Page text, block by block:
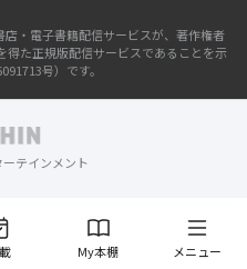
My本棚 メニュー
・電子書籍配信サービスが、著作権者
得た正規版配信サービスであることを示
号）です。
テインメント